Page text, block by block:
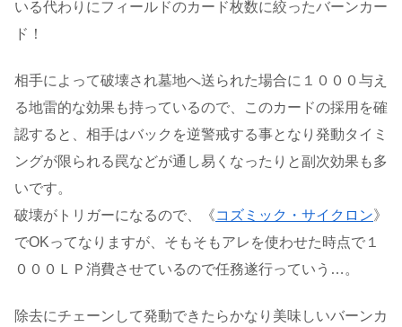
いる代わりにフィールドのカード枚数に絞ったバーンカー
ド！
相手によって破壊され墓地へ送られた場合に１０００与え
る地雷的な効果も持っているので、このカードの採用を確
認すると、相手はバックを逆警戒する事となり発動タイミ
ングが限られる罠などが通し易くなったりと副次効果も多
いです。
破壊がトリガーになるので、《コズミック・サイクロン》
でOKってなりますが、そもそもアレを使わせた時点で１
０００ＬＰ消費させているので任務遂行っていう…。
除去にチェーンして発動できたらかなり美味しいバーンカ